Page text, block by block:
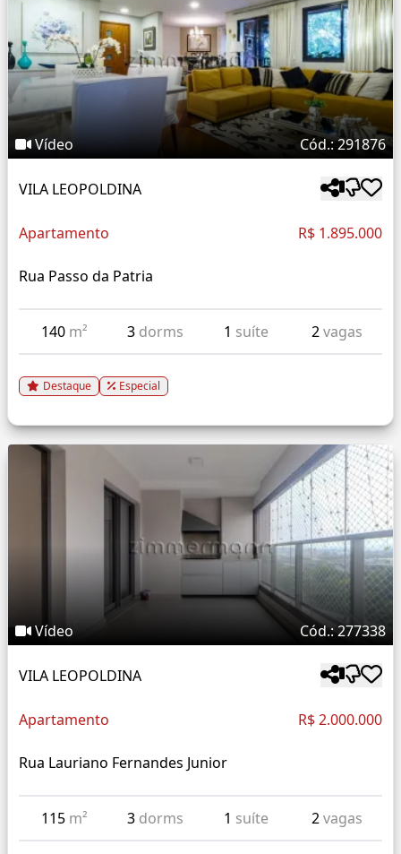
Vídeo Cód.: 291876
VILA LEOPOLDINA
Apartamento R$ 1.895.000
Rua Passo da Patria
140 m² 3 dorms 1 suíte 2vagas
Destaque Especial
Vídeo Cód.: 277338
VILA LEOPOLDINA
Apartamento R$ 2.000.000
Rua Lauriano Fernandes Junior
115 m² 3 dorms 1 suíte 2vagas